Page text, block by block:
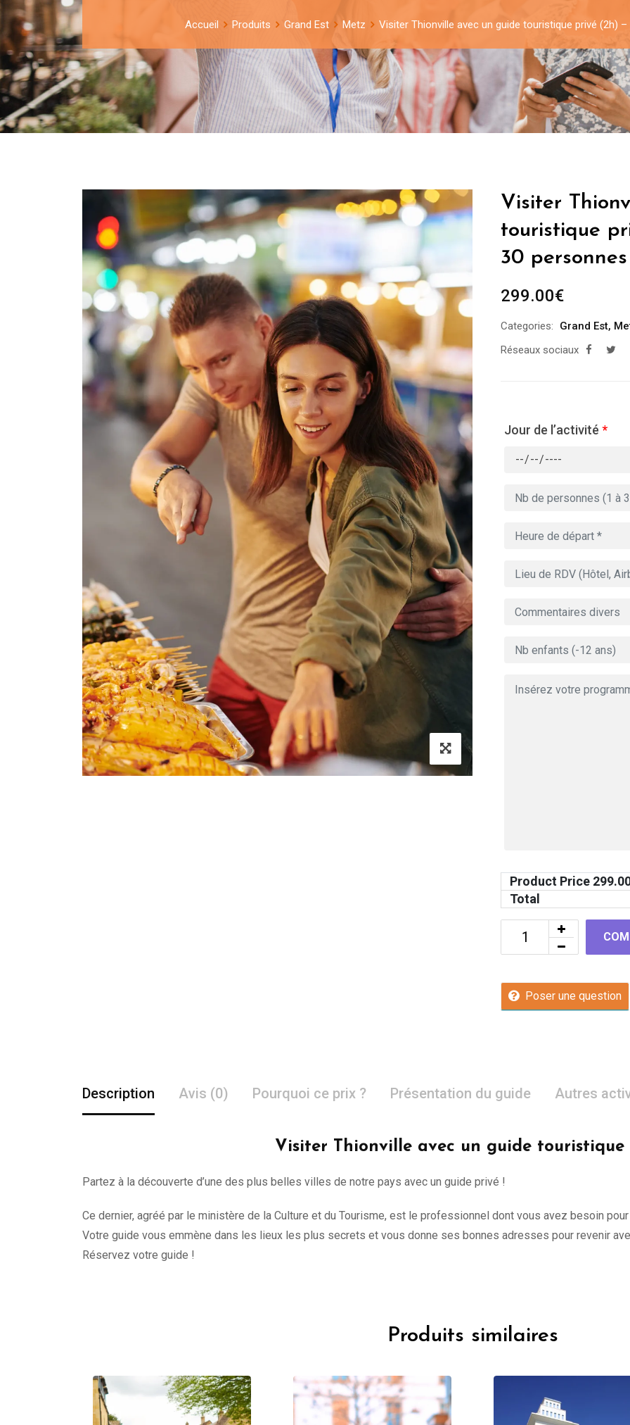
Accueil Produits Grand Est Metz Visiter Thionville avec un guide touristique privé (2h)
Visiter
touristique
30 personnes
299.00€
Categories: Grand Est,
Réseaux sociaux
Jour de l’activité *
Product Price
Total
Poser une question
Description Avis (0) Pourquoi ce prix ? Présentation du guide Autres
Visiter Thionville avec un guide touristique
Partez à la découverte d’une des plus belles villes de notre pays avec un guide privé !
Ce dernier, agréé par le ministère de la Culture et du Tourisme, est le professionnel dont vous avez besoin
Votre guide vous emmène dans les lieux les plus secrets et vous donne ses bonnes adresses pour revenir
Réservez votre guide !
Produits similaires